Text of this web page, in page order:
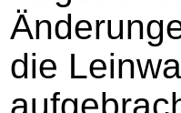
die